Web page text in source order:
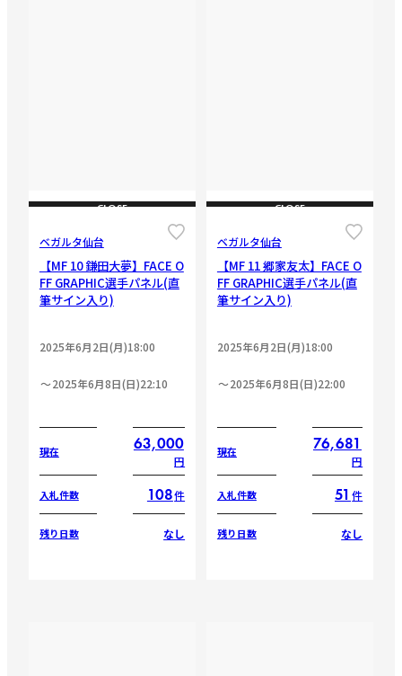
CLOSE
ベガルタ仙台
【MF 10 鎌田大夢】FACE O
FF GRAPHIC選手パネル(直
筆サイン入り)
2025年6月2日(月)18:00
2025年6月8日(日)22:10
現在 63,000
円
入札件数 108件
残り日数 なし
CLOSE
ベガルタ仙台
【MF 11 郷家友太】FACE O
FF GRAPHIC選手パネル(直
筆サイン入り)
2025年6月2日(月)18:00
2025年6月8日(日)22:00
現在 76,681
円
入札件数 51 件
残り日数 なし